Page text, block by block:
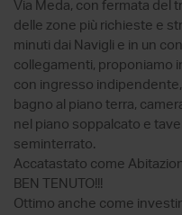
Via Meda, con fermata del
delle zone più richieste e
minuti dai Navigli e in un
collegamenti, proponiamo
con ingresso
bagno al piano terra,
nel piano soppalcato e
seminterrato.
Accatastato come
BEN TENUTO!!!
Ottimo anche come